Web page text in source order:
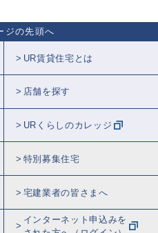
ジの先頭へ
UR賃貸住宅とは
店舗を探す
URくらしのカレッジ
特別募集住宅
宅建業者の皆さまへ
インターネット申込みを